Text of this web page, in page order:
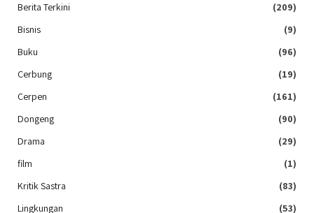
Berita Terkini
(209)
Bisnis
(9)
Buku
(96)
Cerbung
(19)
Cerpen
(161)
Dongeng
(90)
Drama
(29)
film
(1)
Kritik Sastra
(83)
Lingkungan
(53)